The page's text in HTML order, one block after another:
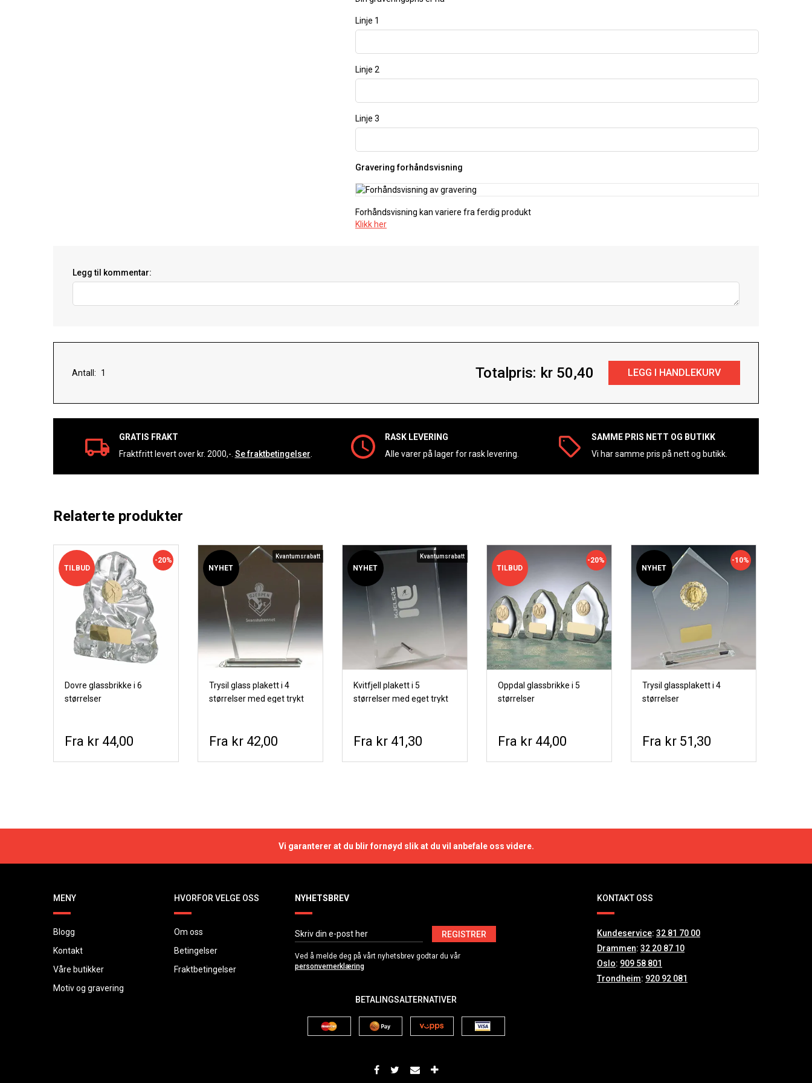
Linje 1
Linje 2
Linje 3
Gravering forhåndsvisning
Forhåndsvisning kan variere fra ferdig produkt
Klikk her
Legg til kommentar:
Antall: Totalpris: kr 50,40
GRATIS FRAKT
Fraktfritt levert over kr. 2000,-. Se fraktbetingelser
RASK LEVERING
Alle varer på lager for rask levering.
SAMME PRIS NETT OG BUTIKK
Vi har samme pris på nett og butikk.
Relaterte produkter
TILBUD
Dovre glassbrikke i 6
størrelser
-20%
kr 44,00
NYHET
Kvantumsrabatt
Trysil glass plakett i 4
størrelser med eget trykt
kr 42,00
NYHET
Kvantumsrabatt
Kvitfjell plakett i 5
størrelser med eget trykt
kr 41,30
TILBUD
Oppdal glassbrikke i 5
størrelser
-20%
kr 44,00
NYHET
Trysil glassplakett i 4
størrelser
-10%
kr 51,30
Vi garanterer at du blir fornøyd slik at du vil anbefale oss videre.
MENY
Blogg
Kontakt
Våre butikker
Motiv og gravering
HVORFOR VELGE OSS
Om oss
Betingelser
Fraktbetingelser
NYHETSBREV
REGISTRER
Ved å melde deg på vårt nyhetsbrev godtar du vår
personvernerklæring
BETALINGSALTERNATIVER
KONTAKT OSS
Kundeservice: 32 81 70 00
Drammen: 32 20 87 10
Oslo: 909 58 801
Trondheim: 920 92 081